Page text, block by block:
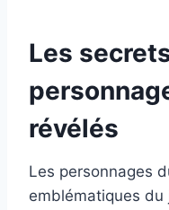
Les
révélés
Les personnages
emblématiques